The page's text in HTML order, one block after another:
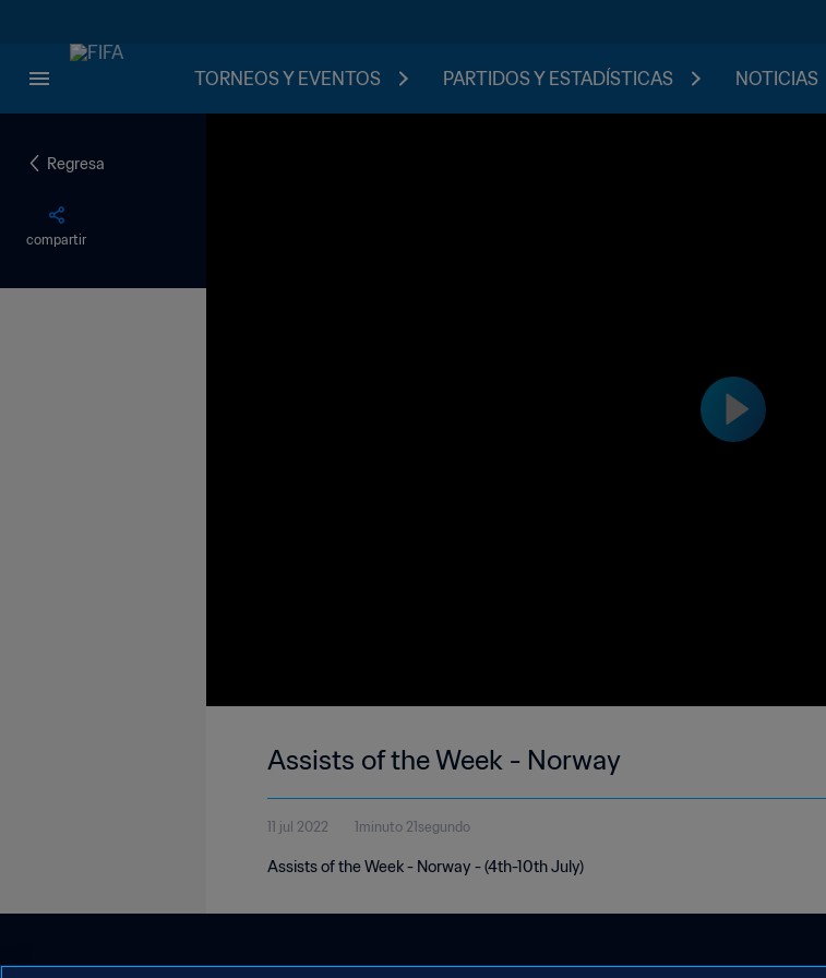
TORNEOS Y EVENTOS PARTIDOS Y ESTADÍSTICAS NOTICIAS
Regresa
compartir
Assists of the Week - Norway
11 jul 2022 1minuto 21segundo
Assists of the Week - Norway - (4th-10th July)